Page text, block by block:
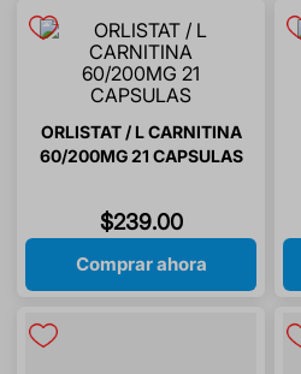
ORLISTAT / L CARNITINA
60/200MG 21 CAPSULAS
$239.00
Comprar ahora